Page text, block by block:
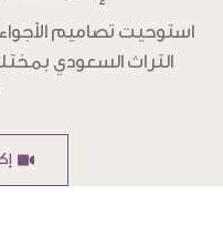
استوحيت تصاميم
التراث السعودي